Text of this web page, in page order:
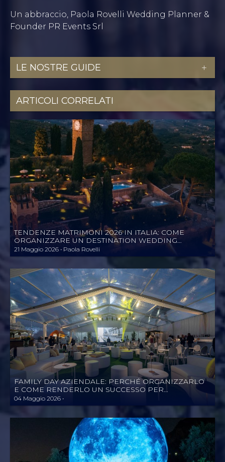
Un abbraccio, Paola Rovelli Wedding Planner &
Founder PR Events Srl
LE NOSTRE GUIDE
EVENTI AZIENDALI
CORSI
ARTICOLI CORRELATI
TENDENZE MATRIMONI 2026 IN ITALIA: COME
ORGANIZZARE UN DESTINATION WEDDING
PERFETTA (ANCHE ITALIA SU ITALIA) CON UNA
WEDDING PLANNER CERTIFICATA
21 Maggio 2026 • Paola Rovelli
FAMILY DAY AZIENDALE: PERCHÉ ORGANIZZARLO
E COME RENDERLO UN SUCCESSO PER
DIPENDENTI DI OGNI RUOLO E PER TUTTE LE
FAMIGLIE
04 Maggio 2026 •